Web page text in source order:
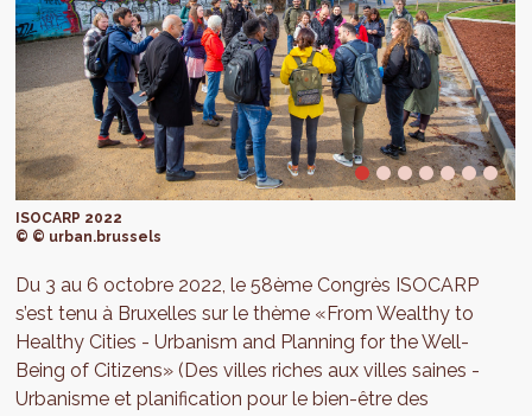
ISOCARP 2022
© © urban.brussels
Du 3 au 6 octobre 2022, le 58ème Congrès ISOCARP
s’est tenu à Bruxelles sur le thème «From Wealthy to
Healthy Cities - Urbanism and Planning for the Well-
Being of Citizens» (Des villes riches aux villes saines -
Urbanisme et planification pour le bien-être des